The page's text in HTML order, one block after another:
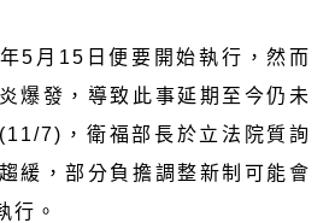
5月15日便要開始執行，然而
爆發，導致此事延期至今仍未
7)，衛福部長於立法院質詢
緩，部分負擔調整新制可能會
行。